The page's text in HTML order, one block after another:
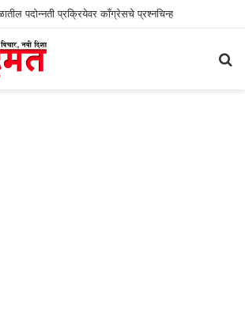
पदोन्नती प्रक्रियेवर काँग्रेसचे प्रश्नचिन्ह